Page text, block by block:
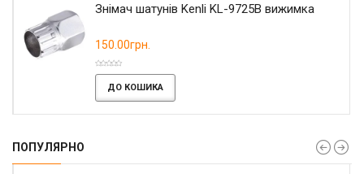
Знімач шатунів Kenli KL-9725B вижимка
150.00грн.
ДО КОШИКА
ПОПУЛЯРНО